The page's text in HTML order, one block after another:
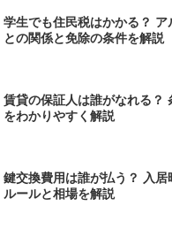
学生でも住民税はかかる？ ア
との関係と免除の条件を解説
賃貸の保証人は誰がなれる？
をわかりやすく解説
鍵交換費用は誰が払う？ 入
ルールと相場を解説